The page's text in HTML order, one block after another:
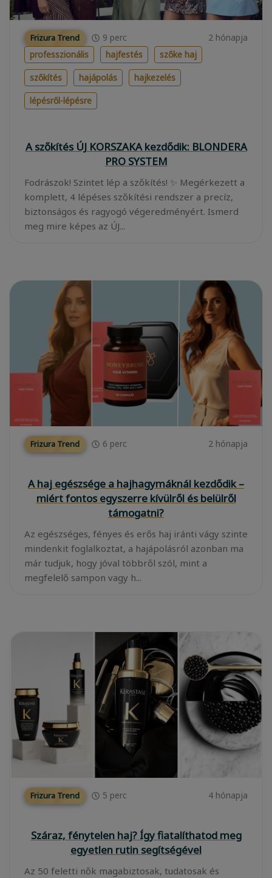
Frizura Trend 9 perc
2 hónapja
professzionális
hajfestés
szőke haj
szőkítés
hajápolás
hajkezelés
lépésről-lépésre
A szőkítés ÚJ KORSZAKA kezdődik: BLONDERA
PRO SYSTEM
Fodrászok! Szintet lép a szőkítés! ✨ Megérkezett a
komplett, 4 lépéses szőkítési rendszer a precíz,
biztonságos és ragyogó végeredményért. Ismerd
meg mire képes az ÚJ...
Frizura Trend 6 perc 2 hónapja
A haj egészsége a hajhagymáknál kezdődik –
miért fontos egyszerre kívülről és belülről
támogatni?
Az egészséges, fényes és erős haj iránti vágy szinte
mindenkit foglalkoztat, a hajápolásról azonban ma
már tudjuk, hogy jóval többről szól, mint a
megfelelő sampon vagy h...
Frizura Trend 5 perc 4 hónapja
Száraz, fénytelen haj? Így fiatalíthatod meg
egyetlen rutin segítségével
Az 50 feletti nők magabiztosak, tudatosak és